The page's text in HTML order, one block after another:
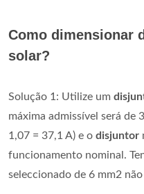
Como dimensionar
solar?
Solução 1: Utilize um
máxima admissível será de
1,07 = 37,1 A) e o disjuntor
funcionamento nominal.
seleccionado de 6 mm2